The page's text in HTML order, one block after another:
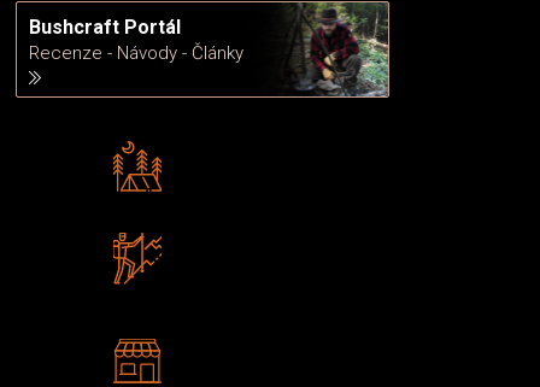
Bushcraft Portál
Recenze - Návody - Články